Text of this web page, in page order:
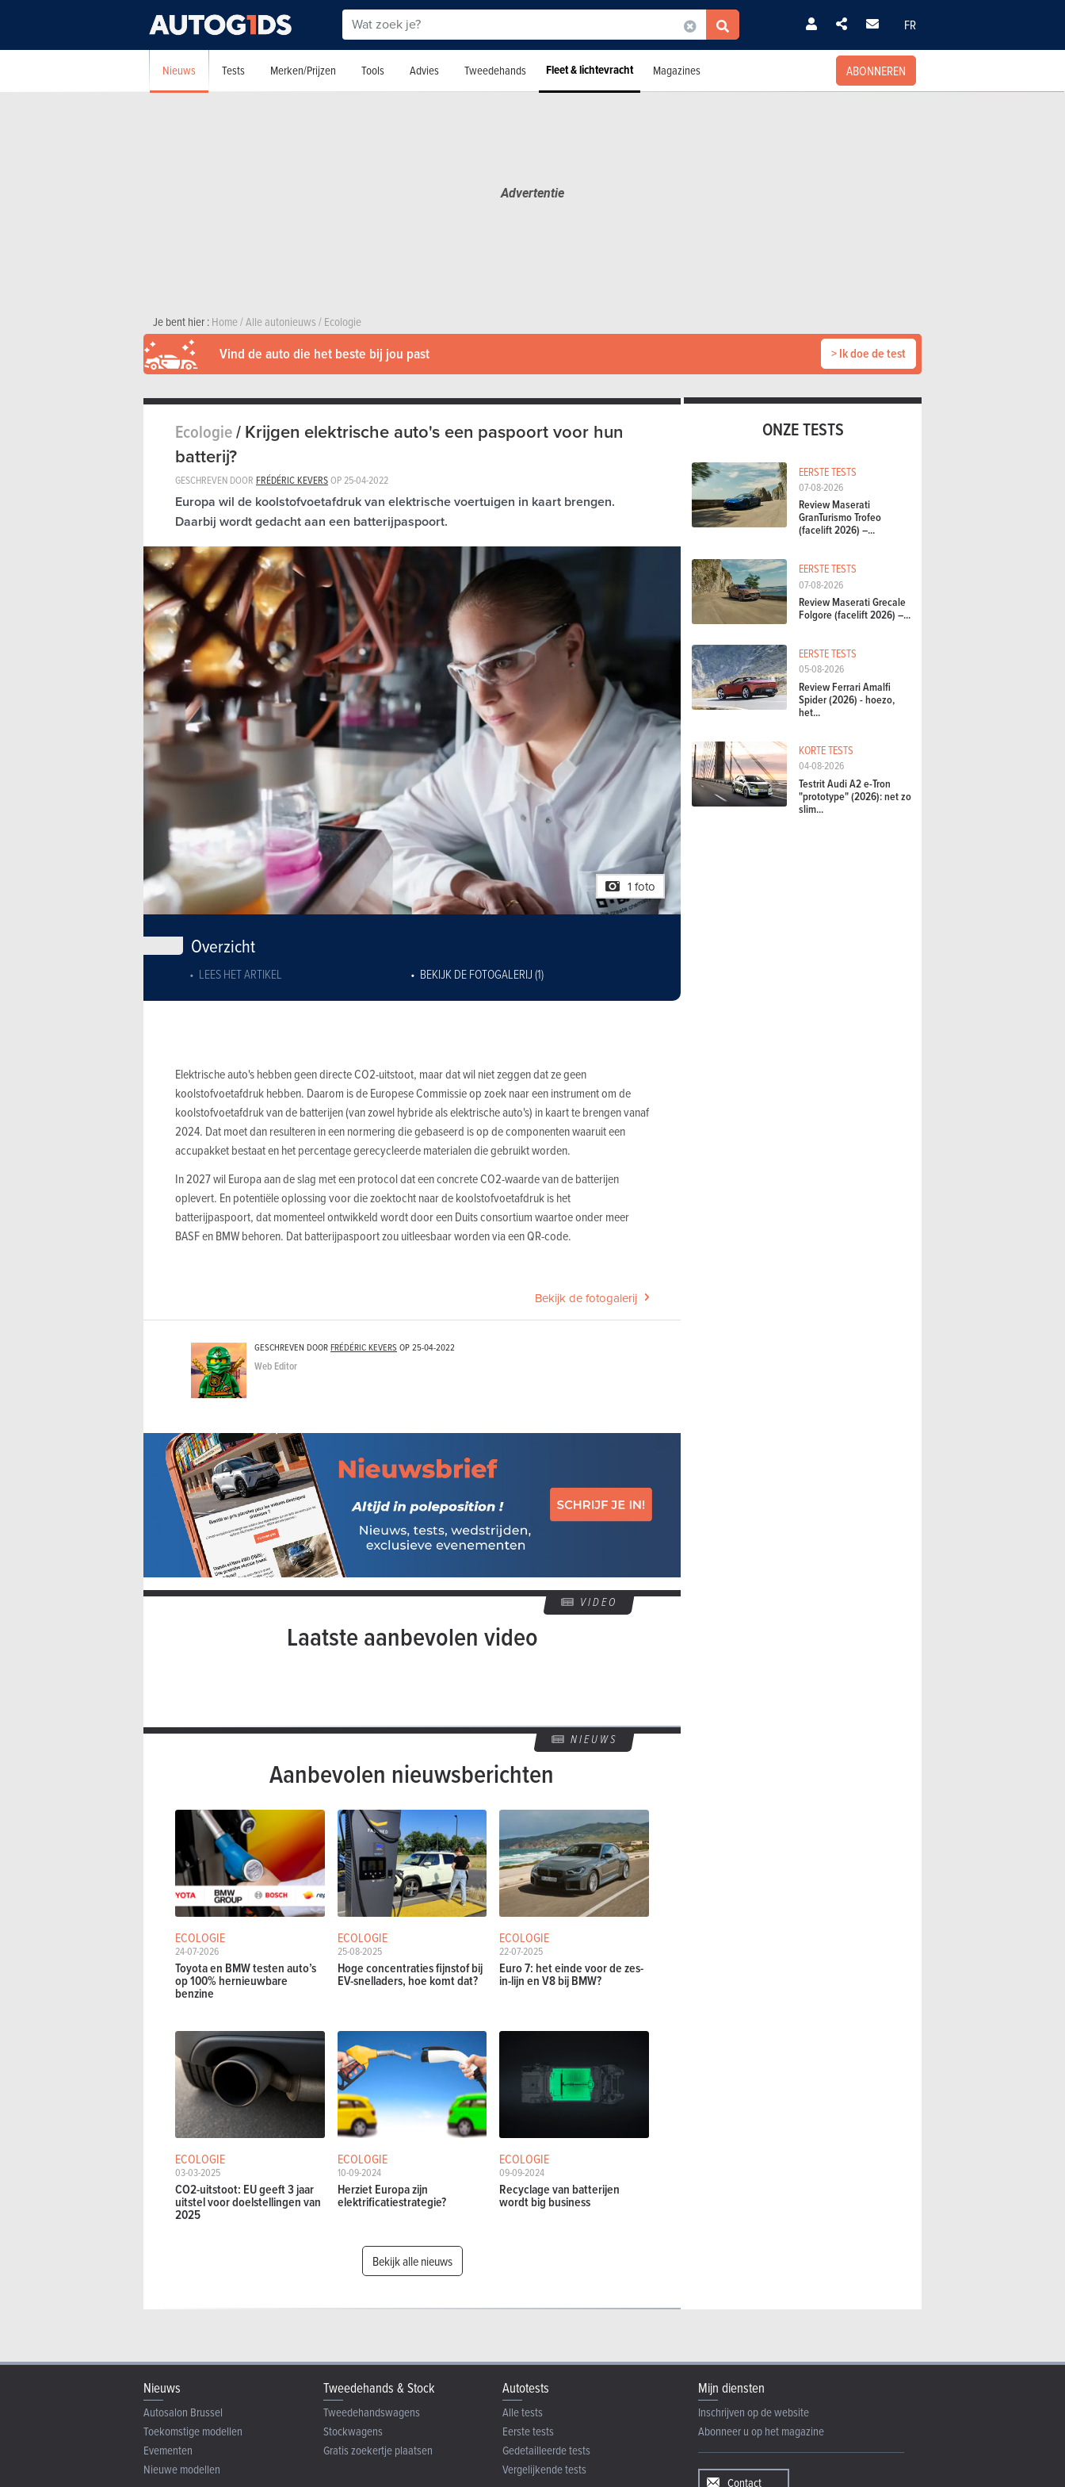
FR
Nieuws Tests Merken/Prijzen Tools Advies Tweedehands Fleet & lichtevracht Magazines ABONNEREN
Je bent hier :Home/Alle autonieuws/Ecologie
Vind de auto die het beste bij jou past > Ik doe de test
Ecologie/Krijgen elektrische auto's een paspoort voor hun
batterij?
GESCHREVEN DOOR FRÉDÉRIC KEVERSOP25-04-2022
Europa wil de koolstofvoetafdruk van elektrische voertuigen in kaart brengen.
Daarbij wordt gedacht aan een batterijpaspoort.
1 foto
Overzicht
LEES HET ARTIKEL BEKIJK DE FOTOGALERIJ (1)
Elektrische auto's hebben geen directe CO2-uitstoot, maar dat wil niet zeggen dat ze geen
koolstofvoetafdruk hebben. Daarom is de Europese Commissie op zoek naar een instrument om de
koolstofvoetafdruk van de batterijen (van zowel hybride als elektrische auto's) in kaart te brengen vanaf
2024. Dat moet dan resulteren in een normering die gebaseerd is op de componenten waaruit een
accupakket bestaat en het percentage gerecycleerde materialen die gebruikt worden.
In 2027 wil Europa aan de slag met een protocol dat een concrete CO2-waarde van de batterijen
oplevert. En potentiële oplossing voor die zoektocht naar de koolstofvoetafdruk is het
batterijpaspoort, dat momenteel ontwikkeld wordt door een Duits consortium waartoe onder meer
BASF en BMW behoren. Dat batterijpaspoort zou uitleesbaar worden via een QR-code.
Bekijk de fotogalerij
GESCHREVEN DOORFRÉDÉRIC KEVERS OP25-04-2022
Web Editor
VIDEO
Laatste aanbevolen video
NIEUWS
Aanbevolen nieuwsberichten
ECOLOGIE
24-07-2026
Toyota en BMW testen auto’s
op 100% hernieuwbare
benzine
ECOLOGIE
25-08-2025
Hoge concentraties fijnstof bij
EV-snelladers, hoe komt dat?
ECOLOGIE
22-07-2025
Euro 7: het einde voor de zes-
in-lijn en V8 bij BMW?
ECOLOGIE
03-03-2025
CO2-uitstoot: EU geeft 3 jaar
uitstel voor doelstellingen van
2025
ECOLOGIE
10-09-2024
Herziet Europa zijn
elektrificatiestrategie?
ECOLOGIE
09-09-2024
Recyclage van batterijen
wordt big business
Bekijk alle nieuws
ONZE TESTS
EERSTE TESTS
07-08-2026
Review Maserati
GranTurismo Trofeo
(facelift 2026) –...
EERSTE TESTS
07-08-2026
Review Maserati Grecale
Folgore (facelift 2026) –...
EERSTE TESTS
05-08-2026
Review Ferrari Amalfi
Spider (2026) - hoezo,
het...
KORTE TESTS
04-08-2026
Testrit Audi A2 e-Tron
"prototype" (2026): net zo
slim...
Nieuws
Autosalon Brussel
Toekomstige modellen
Evementen
Nieuwe modellen
Tweedehands & Stock
Tweedehandswagens
Stockwagens
Gratis zoekertje plaatsen
Autotests
Alle tests
Eerste tests
Gedetailleerde tests
Vergelijkende tests
Mijn diensten
Inschrijven op de website
Abonneer u op het magazine
Contact